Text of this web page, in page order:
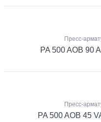
Пресс-
PA 500 AOB 90
Пресс-
PA 500 AOB 45